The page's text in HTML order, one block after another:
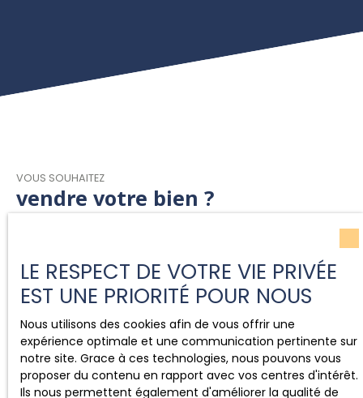
VOUS SOUHAITEZ
vendre votre bien ?
completpour vendre votre propriété. Nos services
incluent la mise en valeur de votre logement à travers
votre annonce sur les principaux canaux immobiliers,
garantissantune visibilité maximale. Notre équipe de
conseillers est à vos côtés à chaque étape, de la
préparation de l'annonce à la signature de l'acte de
LE RESPECT DE VOTRE VIE PRIVÉE
EST UNE PRIORITÉ POUR NOUS
Nous utilisons des cookies afin de vous offrir une
expérience optimale et une communication pertinente sur
notre site. Grace à ces technologies, nous pouvons vous
proposer du contenu en rapport avec vos centres d'intérêt.
Ils nous permettent également d'améliorer la qualité de